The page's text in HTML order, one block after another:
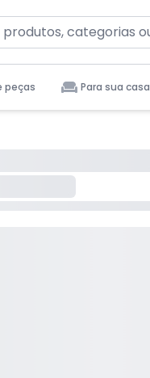
para você.
peças Para sua casa